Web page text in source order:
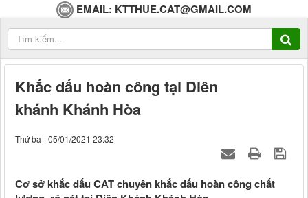
EMAIL: KTTHUE.CAT@GMAIL.COM
Khắc dấu hoàn công tại Diên
khánh Khánh Hòa
Thứ ba - 05/01/2021 23:32
Cơ sở khắc dấu CAT chuyên khắc dấu hoàn công chất